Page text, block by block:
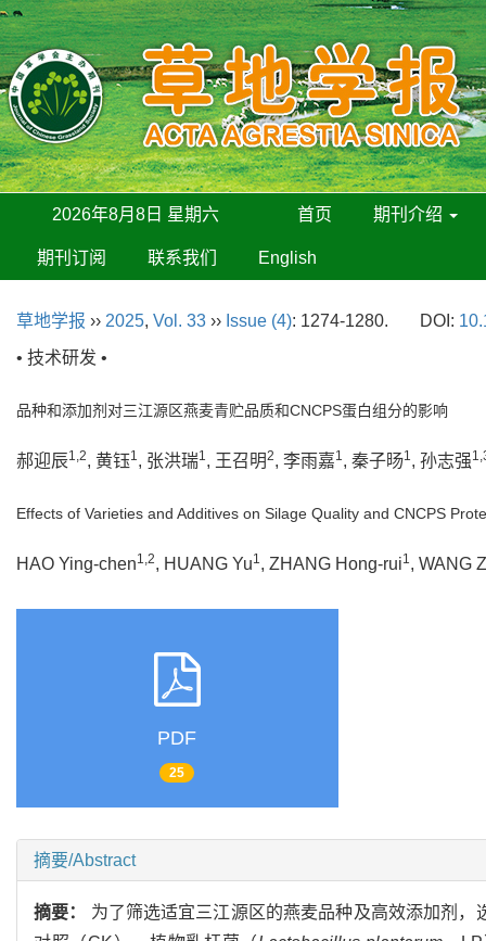
2026年8月8日 星期六 首页 期刊介绍
期刊订阅 联系我们 English
草地学报 ›› 2025, Vol. 33 ›› Issue (4): 1274-1280. DOI:
• 技术研发 •
品种和添加剂对三江源区燕麦青贮品质和CNCPS蛋白组分的影响
郝迎辰1,2, 黄钰1, 张洪瑞1, 王召明2, 李雨嘉1, 秦子旸1, 孙志强
Effects of Varieties and Additives on Silage Quality and CNCPS
HAO Ying-chen1,2, HUANG Yu1, ZHANG Hong-rui1, WANG
PDF
25
摘要/Abstract
摘要： 为了筛选适宜三江源区的燕麦品种及高效添加剂，